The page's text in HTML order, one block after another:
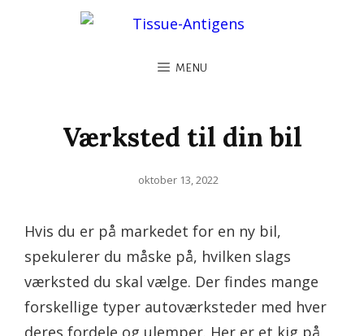
MENU
Værksted til din bil
Posted
oktober 13, 2022
Hvis du er på markedet for en ny bil,
spekulerer du måske på, hvilken slags
værksted du skal vælge. Der findes mange
forskellige typer autoværksteder med hver
deres fordele og ulemper. Her er et kig på